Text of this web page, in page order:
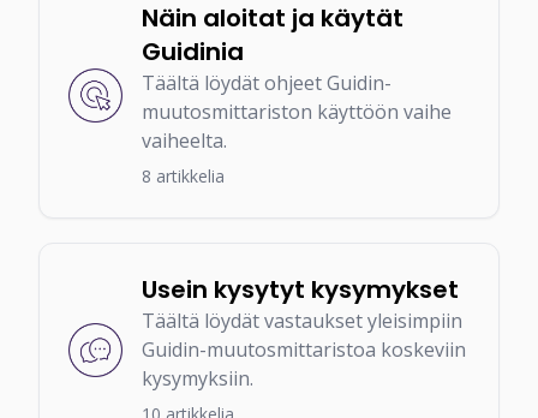
Näin aloitat ja käytät
Guidinia
Täältä löydät ohjeet Guidin-
muutosmittariston käyttöön vaihe
vaiheelta.
8 artikkelia
Usein kysytyt kysymykset
Täältä löydät vastaukset yleisimpiin
Guidin-muutosmittaristoa koskeviin
kysymyksiin.